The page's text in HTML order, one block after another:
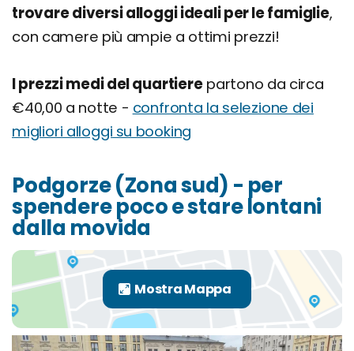
trovare diversi alloggi ideali per le famiglie,
con camere più ampie a ottimi prezzi!
I prezzi medi del quartierepartono da circa
€40,00 a notte - confronta la selezione dei
migliori alloggi su booking
Podgorze (Zona sud) - per
spendere poco e stare lontani
dalla movida